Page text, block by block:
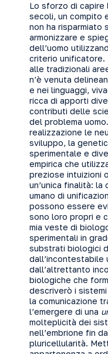
Lo sforzo di capire
secoli, un compito
non ha risparmiato
armonizzare e
dell’uomo
criterio unificatore.
alle tradizionali
n’è venuta
e nei linguaggi,
ricca di apporti
contributi delle
del problema
realizzazione le
sviluppo, la
sperimentale e
empirica che
preziose intuizioni
un’unica finalità:
umano di
possono essere
sono loro propri e
mia veste di
sperimentali in
substrati biologici
dall’incontestabile
dall’altrettanto
biologiche che
descriverò i
la comunicazione
l’emergere di una
molteplicità dei
nell’embrione fin
pluricellularità.